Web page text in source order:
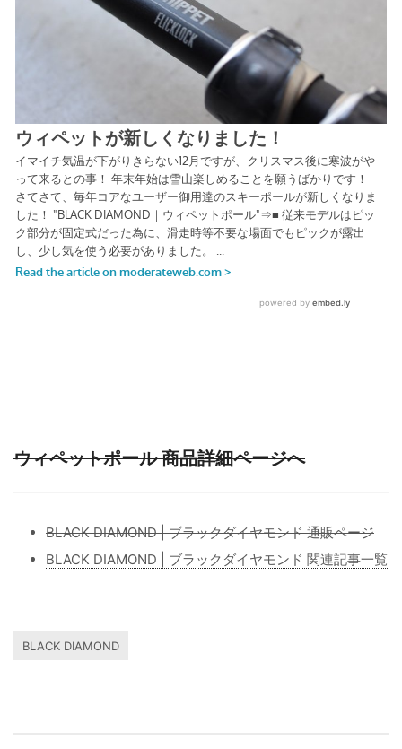
ウィペットポール 商品詳細ページへ
BLACK DIAMOND | ブラックダイヤモンド 通販ページ
BLACK DIAMOND | ブラックダイヤモンド 関連記事一覧
BLACK DIAMOND